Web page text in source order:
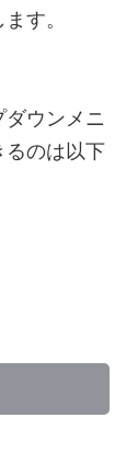
す。
ウンメニ
るのは以下